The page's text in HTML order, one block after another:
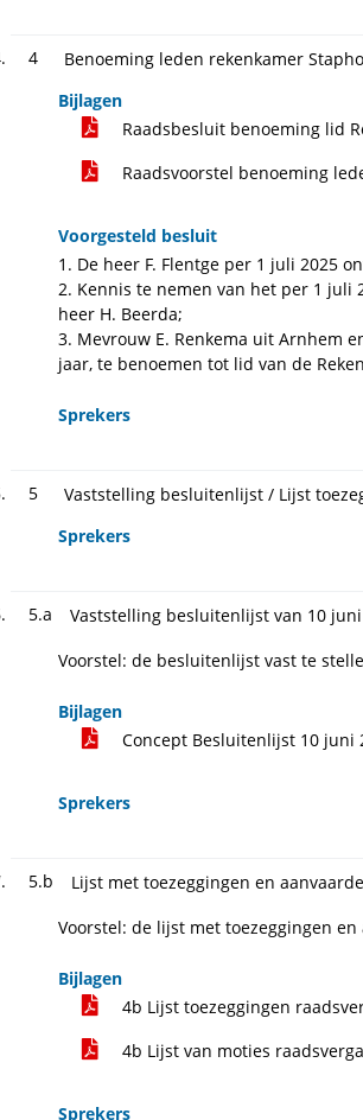
4
Benoeming leden rekenkamer
Bijlagen
Raadsbesluit benoeming lid
Raadsvoorstel benoeming
Voorgesteld besluit
1. De heer F. Flentge per 1 juli 2025
2. Kennis te nemen van het per 1 juli
heer H. Beerda;
3. Mevrouw E. Renkema uit Arnhem
jaar, te benoemen tot lid van de
Sprekers
5
Vaststelling besluitenlijst / Lijst
Sprekers
5.a
Vaststelling besluitenlijst van 10
Voorstel: de besluitenlijst vast te
Bijlagen
Concept Besluitenlijst 10 juni
Sprekers
5.b
Lijst met toezeggingen en
Voorstel: de lijst met toezeggingen
Bijlagen
4b Lijst toezeggingen
4b Lijst van moties
Sprekers